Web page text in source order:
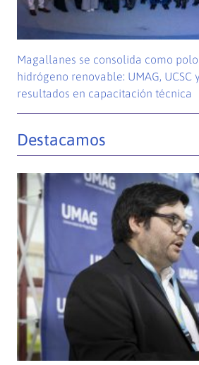
Magallanes se consolida como
hidrógeno renovable: UMAG, UCSC
resultados en capacitación técnica
Destacamos